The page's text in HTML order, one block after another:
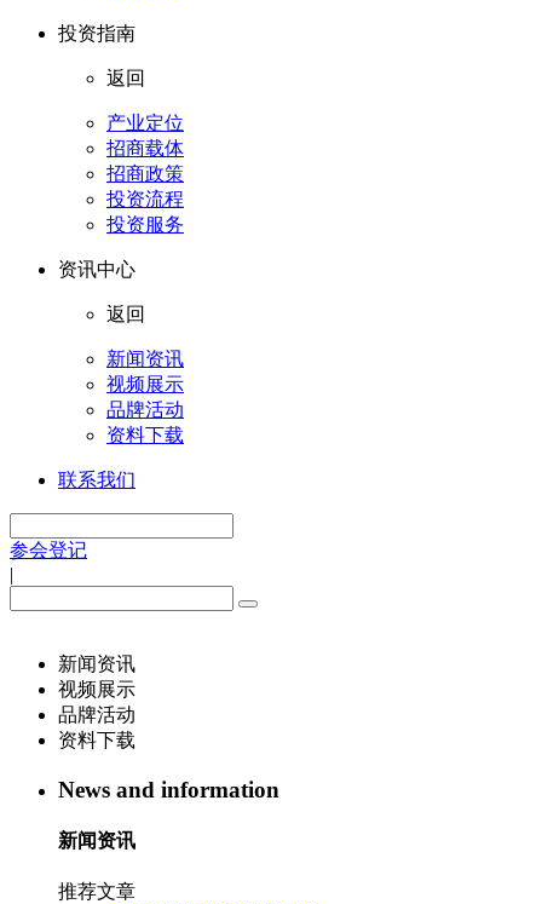
投资指南
返回
产业定位
招商载体
招商政策
投资流程
投资服务
资讯中心
返回
新闻资讯
视频展示
品牌活动
资料下载
联系我们
参会登记
|
新闻资讯
视频展示
品牌活动
资料下载
News and information
新闻资讯
推荐文章